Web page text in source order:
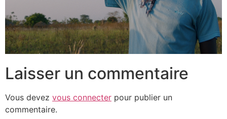
Laisser un commentaire
Vous devez vous connecter pour publier un
commentaire.